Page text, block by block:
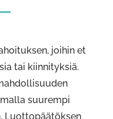
joihin et
tai kiinnityksiä.
suurempi
Luottopäätöksen